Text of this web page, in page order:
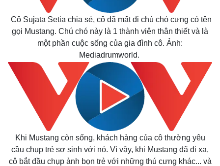
Cô Sujata Setia chia sẻ, cô đã mất đi chú chó cưng có tên
gọi Mustang. Chú chó này là 1 thành viên thân thiết và là
một phần cuộc sống của gia đình cô. Ảnh:
Mediadrumworld.
Khi Mustang còn sống, khách hàng của cô thường yêu
cầu chụp trẻ sơ sinh với nó. Vì vậy, khi Mustang đã đi xa,
cô bắt đầu chụp ảnh bọn trẻ với những thú cưng khác... và